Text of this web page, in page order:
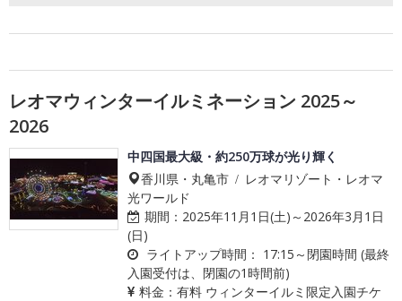
レオマウィンターイルミネーション 2025～
2026
中四国最大級・約250万球が光り輝く
香川県・丸亀市 / レオマリゾート・レオマ
光ワールド
期間： 2025年11月1日(土)～2026年3月1日
(日)
ライトアップ時間： 17:15～閉園時間 (最終
入園受付は、閉園の1時間前)
料金： 有料 ウィンターイルミ限定入園チケ